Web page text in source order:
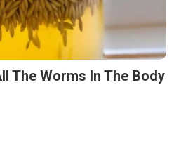
The Worms In The Body